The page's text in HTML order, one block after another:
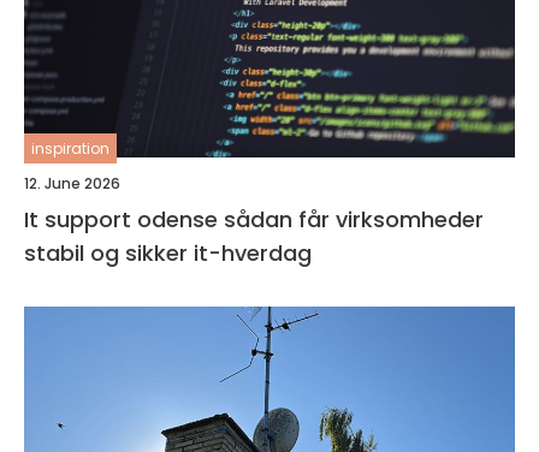
inspiration
12. June 2026
It support odense sådan får virksomheder
stabil og sikker it-hverdag